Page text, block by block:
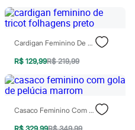
Cardigan Feminino De Tricot Folhagens Preto
R$ 129,99R$ 219,99
Casaco Feminino Com Gola De Pelúcia Marrom